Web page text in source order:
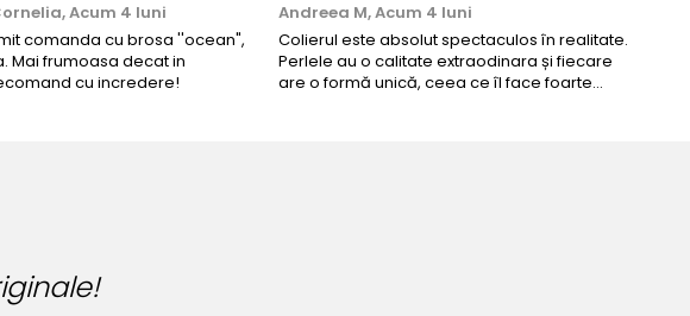
Acum 4 luni
comanda cu brosa ''ocean",
Mai frumoasa decat in
cu incredere!
Andreea M,Acum 4 luni
Colierul este absolut spectaculos în realitate.
Perlele au o calitate extraodinara și fiecare
are o formă unică, ceea ce îl face foarte